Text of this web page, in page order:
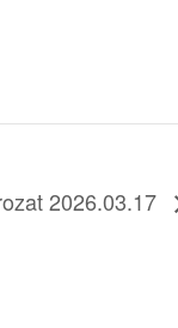
2026.03.17